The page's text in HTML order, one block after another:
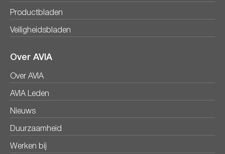
Productbladen
Veiligheidsbladen
Over AVIA
Over AVIA
AVIA Leden
Nieuws
Duurzaamheid
Werken bij